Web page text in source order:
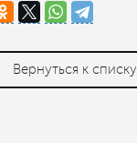
Вернуться к